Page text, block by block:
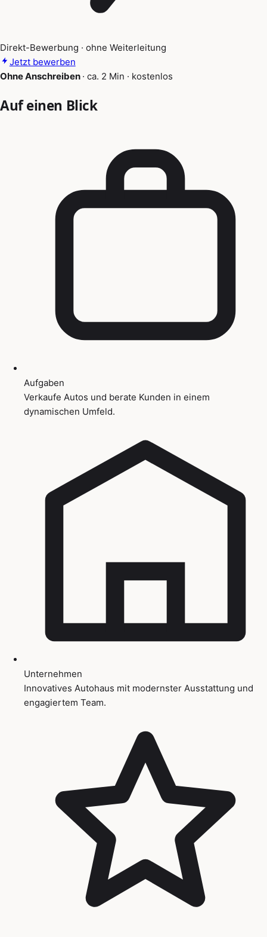
Direkt-Bewerbung · ohne Weiterleitung
Jetzt bewerben
Ohne Anschreiben · ca. 2 Min · kostenlos
Auf einen Blick
Aufgaben
Verkaufe Autos und berate Kunden in einem
dynamischen Umfeld.
Unternehmen
Innovatives Autohaus mit modernster Ausstattung und
engagiertem Team.